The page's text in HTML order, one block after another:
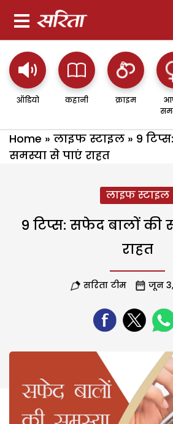
ऑडियो कहानी क्राइम
Home » लाइफ स्टाइल » 9
समस्या से पाएं राहत
लाइफ स्टाइल
9 टिप्स: सफेद बालों की
राहत
सरिता टीम जून 3,